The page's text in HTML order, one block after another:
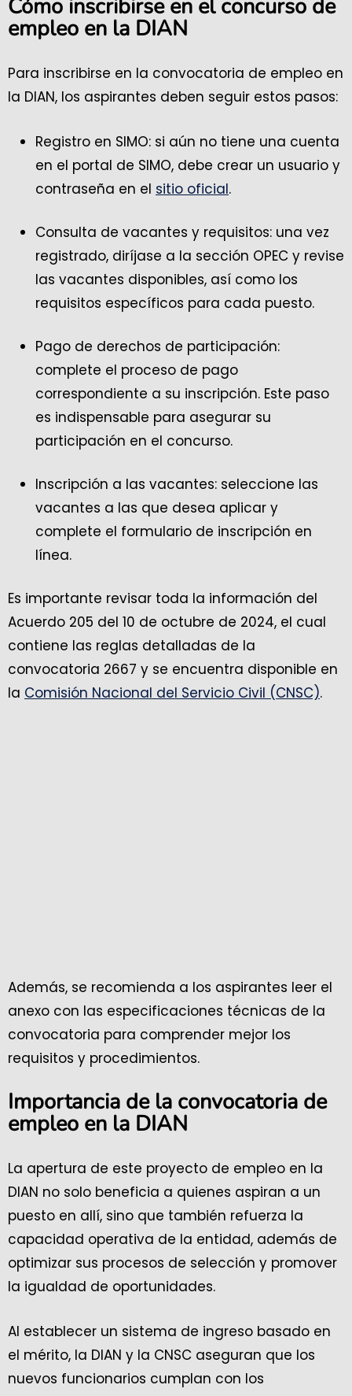
Cómo inscribirse en el concurso de
empleo en la DIAN
Para inscribirse en la convocatoria de empleo en
la DIAN, los aspirantes deben seguir estos pasos:
Registro en SIMO: si aún no tiene una cuenta
en el portal de SIMO, debe crear un usuario y
contraseña en el sitio oficial.
Consulta de vacantes y requisitos: una vez
registrado, diríjase a la sección OPEC y revise
las vacantes disponibles, así como los
requisitos específicos para cada puesto.
Pago de derechos de participación:
complete el proceso de pago
correspondiente a su inscripción. Este paso
es indispensable para asegurar su
participación en el concurso.
Inscripción a las vacantes: seleccione las
vacantes a las que desea aplicar y
complete el formulario de inscripción en
línea.
Es importante revisar toda la información del
Acuerdo 205 del 10 de octubre de 2024, el cual
contiene las reglas detalladas de la
convocatoria 2667 y se encuentra disponible en
la Comisión Nacional del Servicio Civil (CNSC).
Además, se recomienda a los aspirantes leer el
anexo con las especificaciones técnicas de la
convocatoria para comprender mejor los
requisitos y procedimientos.
Importancia de la convocatoria de
empleo en la DIAN
La apertura de este proyecto de empleo en la
DIAN no solo beneficia a quienes aspiran a un
puesto en allí, sino que también refuerza la
capacidad operativa de la entidad, además de
optimizar sus procesos de selección y promover
la igualdad de oportunidades.
Al establecer un sistema de ingreso basado en
el mérito, la DIAN y la CNSC aseguran que los
nuevos funcionarios cumplan con los